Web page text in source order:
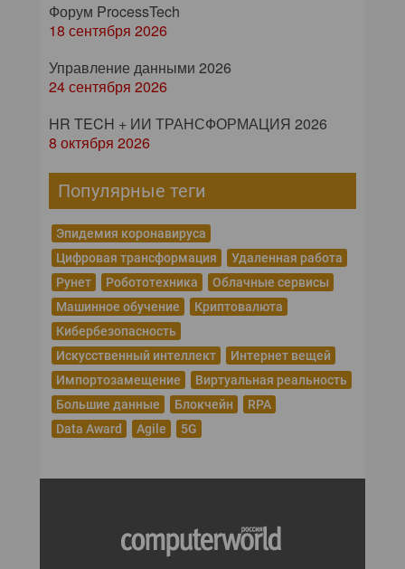
Форум ProcessTech
18 сентября 2026
Управление данными 2026
24 сентября 2026
HR TECH + ИИ ТРАНСФОРМАЦИЯ 2026
8 октября 2026
Популярные теги
Эпидемия коронавируса
Цифровая трансформация
Удаленная работа
Рунет
Робототехника
Облачные сервисы
Машинное обучение
Криптовалюта
Кибербезопасность
Искусственный интеллект
Интернет вещей
Импортозамещение
Виртуальная реальность
Большие данные
Блокчейн
RPA
Data Award
Agile 5G